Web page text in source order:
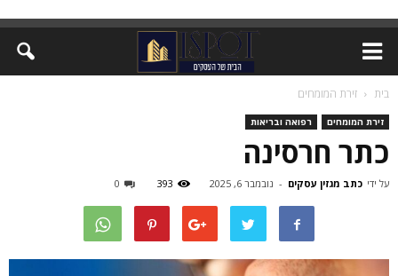
בית זירת המומחים
זירת המומחים רפואה ובריאות
כתר חרסינה
על ידי כתב מגזין עסקים - נובמבר 6, 2025 393
0